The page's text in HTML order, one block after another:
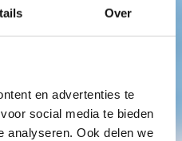
Over
en advertenties te
social media te bieden
analyseren. Ook delen we